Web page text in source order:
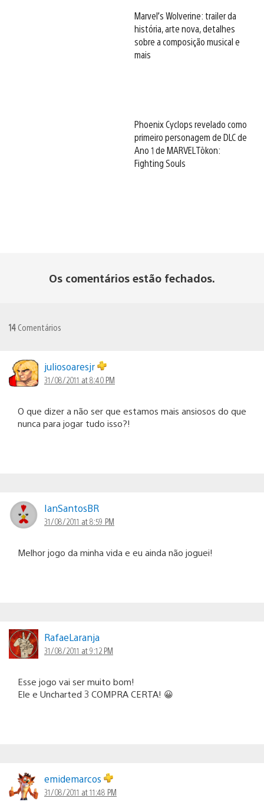
Marvel’s Wolverine: trailer da
história, arte nova, detalhes
sobre a composição musical e
mais
Phoenix Cyclops revelado como
primeiro personagem de DLC de
Ano 1 de MARVEL Tōkon:
Fighting Souls
Os comentários estão fechados.
14 Comentários
juliosoaresjr
31/08/2011 at 8:40 PM
O que dizer a não ser que estamos mais ansiosos do que
nunca para jogar tudo isso?!
IanSantosBR
31/08/2011 at 8:59 PM
Melhor jogo da minha vida e eu ainda não joguei!
RafaeLaranja
31/08/2011 at 9:12 PM
Esse jogo vai ser muito bom!
Ele e Uncharted 3 COMPRA CERTA! 😀
emidemarcos
31/08/2011 at 11:48 PM